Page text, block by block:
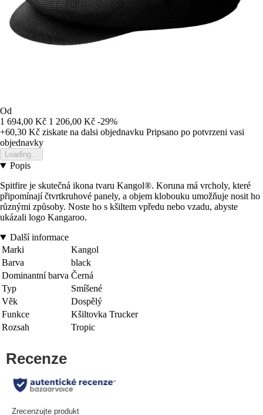
Od
1 694,00 Kč 1 206,00 Kč -29%
+60,30 Kč ziskate na dalsi objednavku Pripsano po potvrzeni vasi
objednavky
Loading...
Popis
Spitfire je skutečná ikona tvaru Kangol®. Koruna má vrcholy, které
připomínají čtvrtkruhové panely, a objem klobouku umožňuje nosit ho
různými způsoby. Noste ho s kšiltem vpředu nebo vzadu, abyste
ukázali logo Kangaroo.
Další informace
Marki
Kangol
Barva
black
Dominantní barva Černá
Typ
Smíšené
Věk
Dospělý
Funkce
Kšiltovka Trucker
Rozsah
Tropic